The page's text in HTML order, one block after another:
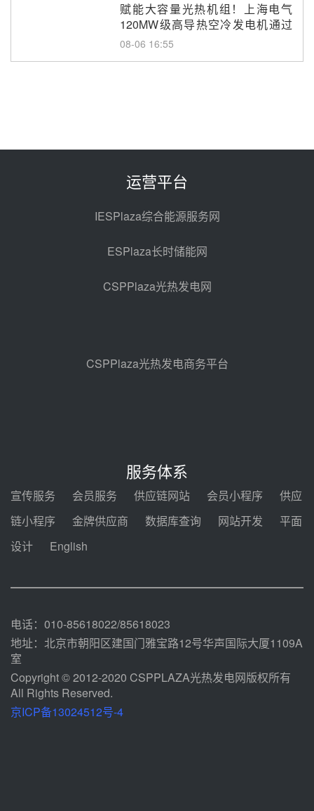
赋能大容量光热机组！上海电气
120MW级高导热空冷发电机通过
型式试验
08-06 16:55
100MW光工程性能试验采购
光热示范电站二列蒸汽发生器设备
亚核阀业中标天山北麓100MW光
热发电工程EPC总承包项目熔盐截
止阀、熔盐三偏心蝶阀采购
08-05 17:15
包项目熔盐介质超声波流量计采购
08-05 17:09
电机组灵活性改造项目三元液态盐
采购合同
迪尔化工预中标华能西安热工院
2026-2029年熔盐介质框架协议
100MW光热项目机组调试及性能
运营平台
IESPlaza综合能源服务网
ESPlaza长时储能网
CSPPlaza光热发电网
CSPPlaza光热发电商务平台
服务体系
宣传服务 会员服务 供应链网站 会员小程序
供应
链小程序
金牌供应商 数据库查询 网站开发
平面
设计
English
电话：010-85618022/85618023
地址：北京市朝阳区建国门雅宝路12号华声国际大厦1109A
室
Copyright © 2012-2020 CSPPLAZA光热发电网版权所有
All Rights Reserved.
京ICP备13024512号-4